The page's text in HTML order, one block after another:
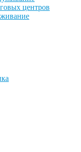
центров